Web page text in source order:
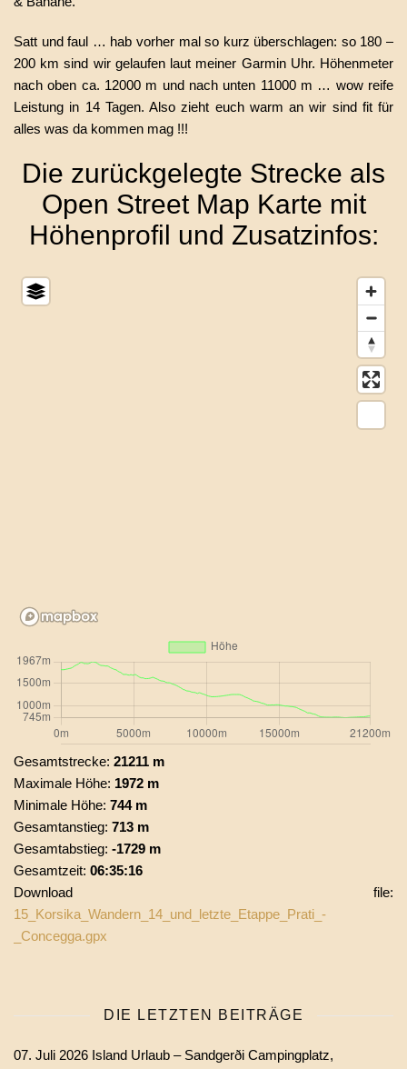
Satt und faul … hab vorher mal so kurz überschlagen: so 180 –
200 km sind wir gelaufen laut meiner Garmin Uhr. Höhenmeter
nach oben ca. 12000 m und nach unten 11000 m … wow reife
Leistung in 14 Tagen. Also zieht euch warm an wir sind fit für
alles was da kommen mag !!!
Die zurückgelegte Strecke als
Open Street Map Karte mit
Höhenprofil und Zusatzinfos:
Gesamtstrecke: 21211 m
Maximale Höhe: 1972 m
Minimale Höhe: 744 m
Gesamtanstieg: 713 m
Gesamtabstieg: -1729 m
Gesamtzeit: 06:35:16
Download file:
15_Korsika_Wandern_14_und_letzte_Etappe_Prati_-
_Concegga.gpx
DIE LETZTEN BEITRÄGE
07. Juli 2026 Island Urlaub – Sandgerði Campingplatz,